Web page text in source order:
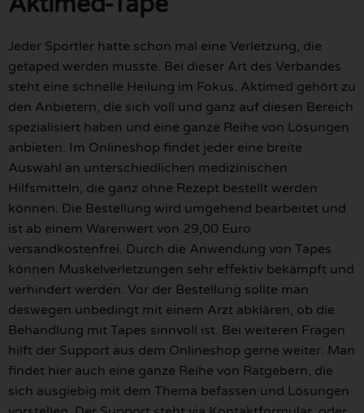
Jeder Sportler hatte schon mal eine Verletzung, die
getaped werden musste. Bei dieser Art des Verbandes
steht eine schnelle Heilung im Fokus. Aktimed gehört zu
den Anbietern, die sich voll und ganz auf diesen Bereich
spezialisiert haben und eine ganze Reihe von Lösungen
anbieten. Im Onlineshop findet jeder eine breite
Auswahl an unterschiedlichen medizinischen
Hilfsmitteln, die ganz ohne Rezept bestellt werden
können. Die Bestellung wird umgehend bearbeitet und
ist ab einem Warenwert von 29,00 Euro
versandkostenfrei. Durch die Anwendung von Tapes
können Muskelverletzungen sehr effektiv bekämpft und
verhindert werden. Vor der Bestellung sollte man
deswegen unbedingt mit einem Arzt abklären, ob die
Behandlung mit Tapes sinnvoll ist. Bei weiteren Fragen
hilft der Support aus dem Onlineshop gerne weiter. Man
findet hier auch eine ganze Reihe von Ratgebern, die
sich ausgiebig mit dem Thema befassen und Lösungen